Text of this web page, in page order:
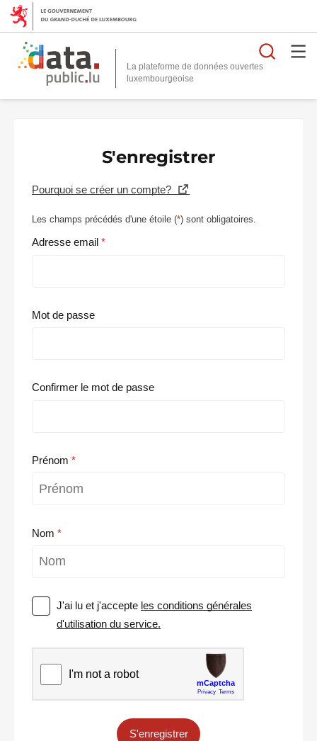
La plateforme de données ouvertes
S'enregistrer
Pourquoi se créer un compte?
Les champs précédés d'une étoile (*) sont obligatoires.
Adresse email
Mot de passe
Confirmer le mot de passe
Prénom
Nom
J'ai lu et j'accepte les conditions générales
d'utilisation du service.
S'enregistrer